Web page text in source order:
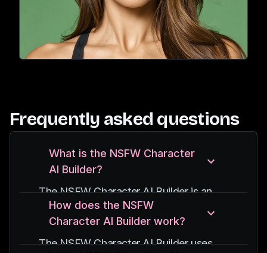
Frequently asked questions
What is the NSFW Character
AI Builder?
The NSFW Character AI Builder is an
advanced artificial intelligence tool that
creates realistic NSFW characters and
art. It uses cutting-edge machine
How does the NSFW
Character AI Builder work?
The NSFW Character AI Builder uses